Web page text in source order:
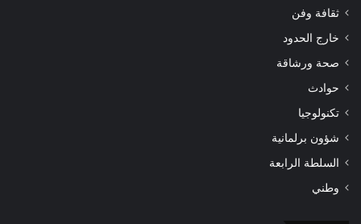
ثقافة وفن
خارج الحدود
صحة ورشاقة
حوادث
تكنولوجيا
شؤون برلمانية
السلطة الرابعة
وطني